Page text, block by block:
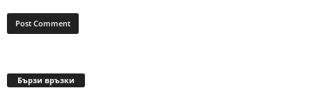
Бързи връзки